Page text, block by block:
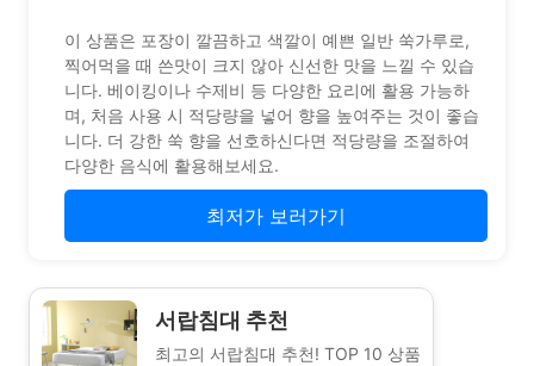
이 상품은 포장이 깔끔하고 색깔이 예쁜 일반 쑥가루로,
찍어먹을 때 쓴맛이 크지 않아 신선한 맛을 느낄 수 있습
니다. 베이킹이나 수제비 등 다양한 요리에 활용 가능하
며, 처음 사용 시 적당량을 넣어 향을 높여주는 것이 좋습
니다. 더 강한 쑥 향을 선호하신다면 적당량을 조절하여
다양한 음식에 활용해보세요.
최저가 보러가기
서랍침대 추천
최고의 서랍침대 추천! TOP 10 상품